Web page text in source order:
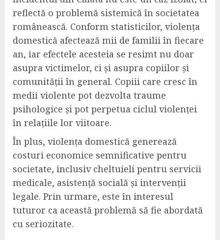
reflectă o problemă sistemică în societatea
românească. Conform statisticilor, violența
domestică afectează mii de familii în fiecare
an, iar efectele acesteia se resimt nu doar
asupra victimelor, ci și asupra copiilor și
comunității în general. Copiii care cresc în
medii violente pot dezvolta traume
psihologice și pot perpetua ciclul violenței
în relațiile lor viitoare.
În plus, violența domestică generează
costuri economice semnificative pentru
societate, inclusiv cheltuieli pentru servicii
medicale, asistență socială și intervenții
legale. Prin urmare, este în interesul
tuturor ca această problemă să fie abordată
cu seriozitate.